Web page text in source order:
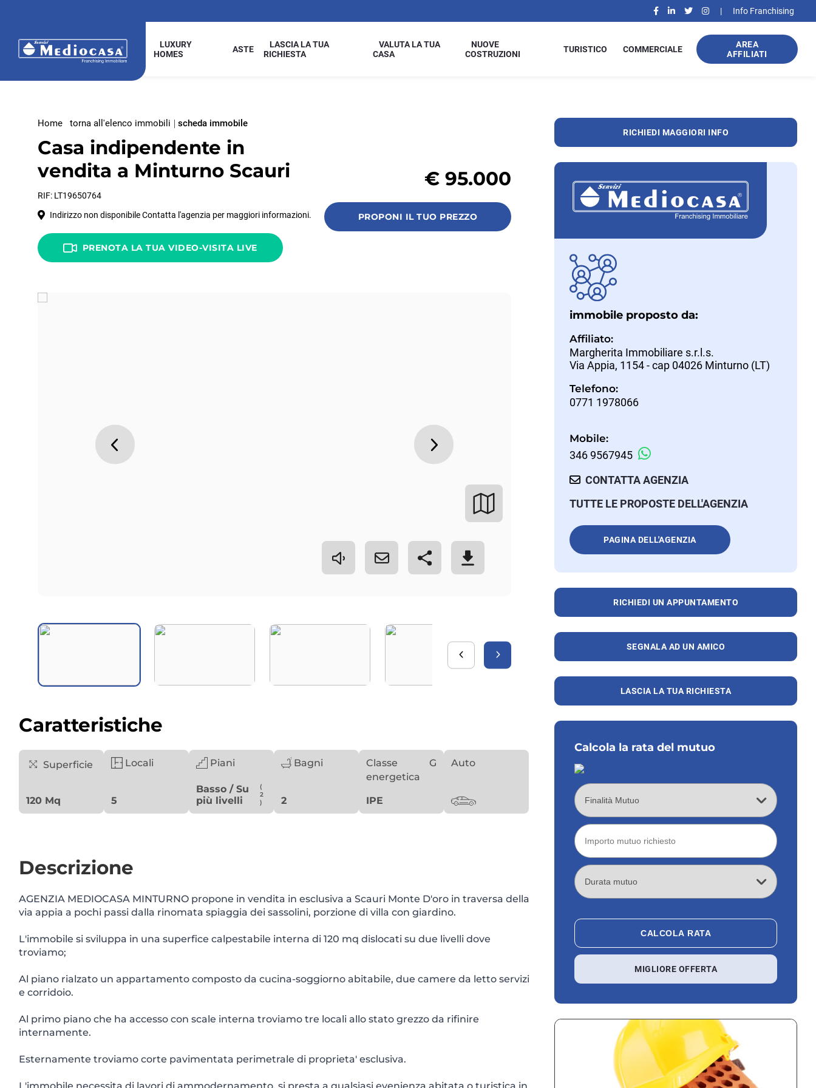
| Info Franchising
LUXURY
HOMES
ASTE
LASCIA LA TUA
RICHIESTA
VALUTA LA TUA
CASA
NUOVE
COSTRUZIONI
TURISTICO COMMERCIALE
AREA
AFFILIATI
Home torna all'elenco immobili scheda immobile
Casa indipendente in
vendita a Minturno Scauri
RIF: LT19650764
Indirizzo non disponibile Contatta l'agenzia per maggiori informazioni.
PRENOTA LA TUA VIDEO-VISITA LIVE
€ 95.000
PROPONI IL TUO PREZZO
Caratteristiche
Superficie
120 Mq
Locali
5
Piani
Basso / Su
più livelli
(
2
)
Bagni
2
Classe
G
energetica
IPE
Auto
Descrizione
AGENZIA MEDIOCASA MINTURNO propone in vendita in esclusiva a Scauri Monte D'oro in traversa della
via appia a pochi passi dalla rinomata spiaggia dei sassolini, porzione di villa con giardino.
L'immobile si sviluppa in una superfice calpestabile interna di 120 mq dislocati su due livelli dove
troviamo;
Al piano rialzato un appartamento composto da cucina-soggiorno abitabile, due camere da letto servizi
e corridoio.
Al primo piano che ha accesso con scale interna troviamo tre locali allo stato grezzo da rifinire
internamente.
Esternamente troviamo corte pavimentata perimetrale di proprieta' esclusiva.
RICHIEDI MAGGIORI INFO
immobile proposto da:
Affiliato:
Margherita Immobiliare s.r.l.s.
Via Appia, 1154 - cap 04026 Minturno (LT)
Telefono:
0771 1978066
Mobile:
346 9567945
CONTATTA AGENZIA
TUTTE LE PROPOSTE DELL'AGENZIA
PAGINA DELL'AGENZIA
RICHIEDI UN APPUNTAMENTO
SEGNALA AD UN AMICO
LASCIA LA TUA RICHIESTA
Calcola la rata del mutuo
CALCOLA RATA
MIGLIORE OFFERTA